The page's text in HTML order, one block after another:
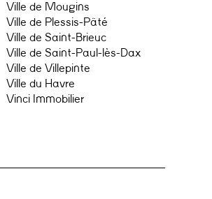
Ville de Mougins
Ville de Plessis-Pâté
Ville de Saint-Brieuc
Ville de Saint-Paul-lès-Dax
Ville de Villepinte
Ville du Havre
Vinci Immobilier